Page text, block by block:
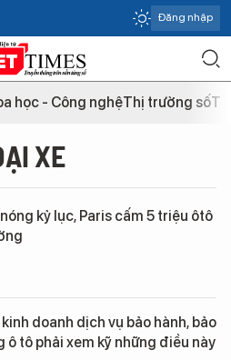
Đăng nhập
học - Công nghệThị trường số
XE
kỷ lục, Paris cấm 5 triệu ôtô
doanh dịch vụ bảo hành, bảo
ô tô phải xem kỹ những điều này